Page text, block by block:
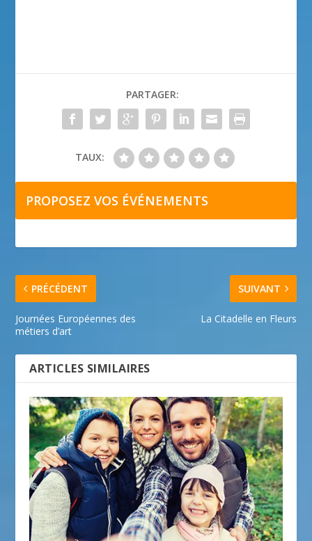
PARTAGER:
TAUX:
PROPOSEZ VOS ÉVÉNEMENTS
PRÉCÉDENT
Journées Européennes des
métiers d’art
SUIVANT
La Citadelle en Fleurs
ARTICLES SIMILAIRES